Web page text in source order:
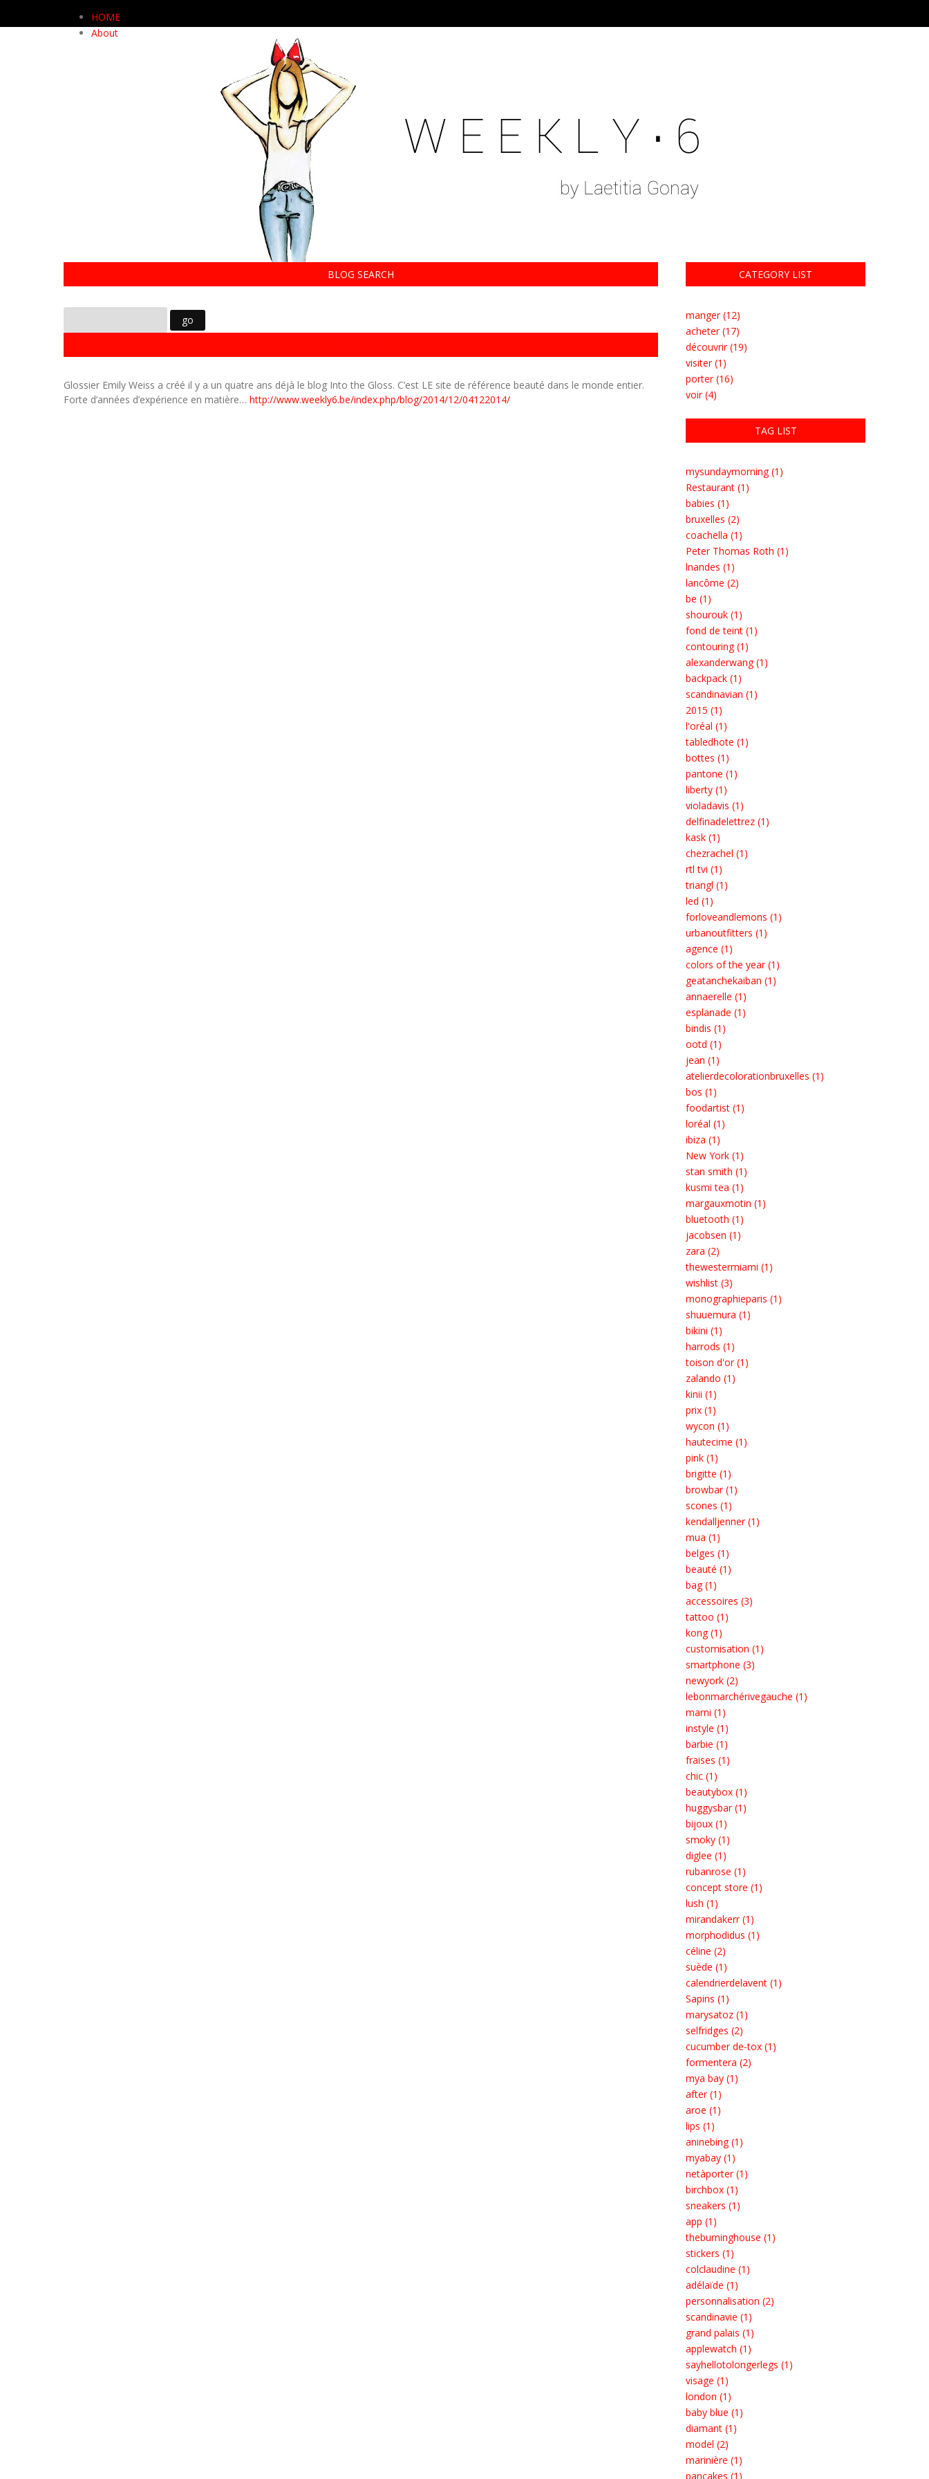
HOME
About
BLOG SEARCH
Glossier Emily Weiss a créé il y a un quatre ans déjà le blog Into the Gloss. C’est LE site de référence beauté dans le monde entier.
Forte d’années d’expérience en matière… http://www.weekly6.be/index.php/blog/2014/12/04122014/
CATEGORY LIST
manger (12)
acheter (17)
découvrir (19)
visiter (1)
porter (16)
voir (4)
TAG LIST
mysundaymorning (1)
Restaurant (1)
babies (1)
bruxelles (2)
coachella (1)
Peter Thomas Roth (1)
lnandes (1)
lancôme (2)
be (1)
shourouk (1)
fond de teint (1)
contouring (1)
alexanderwang (1)
backpack (1)
scandinavian (1)
2015 (1)
l'oréal (1)
tabledhote (1)
bottes (1)
pantone (1)
liberty (1)
violadavis (1)
delfinadelettrez (1)
kask (1)
chezrachel (1)
rtl tvi (1)
triangl (1)
led (1)
forloveandlemons (1)
urbanoutfitters (1)
agence (1)
colors of the year (1)
geatanchekaiban (1)
annaerelle (1)
esplanade (1)
bindis (1)
ootd (1)
jean (1)
atelierdecolorationbruxelles (1)
bos (1)
foodartist (1)
loréal (1)
ibiza (1)
New York (1)
stan smith (1)
kusmi tea (1)
margauxmotin (1)
bluetooth (1)
jacobsen (1)
zara (2)
thewestermiami (1)
wishlist (3)
monographieparis (1)
shuuemura (1)
bikini (1)
harrods (1)
toison d'or (1)
zalando (1)
kinii (1)
prix (1)
wycon (1)
hautecime (1)
pink (1)
brigitte (1)
browbar (1)
scones (1)
kendalljenner (1)
mua (1)
belges (1)
beauté (1)
bag (1)
accessoires (3)
tattoo (1)
kong (1)
customisation (1)
smartphone (3)
newyork (2)
lebonmarchérivegauche (1)
marni (1)
instyle (1)
barbie (1)
fraises (1)
chic (1)
beautybox (1)
huggysbar (1)
bijoux (1)
smoky (1)
diglee (1)
rubanrose (1)
concept store (1)
lush (1)
mirandakerr (1)
morphodidus (1)
céline (2)
suède (1)
calendrierdelavent (1)
Sapins (1)
marysatoz (1)
selfridges (2)
cucumber de-tox (1)
formentera (2)
mya bay (1)
after (1)
aroe (1)
lips (1)
aninebing (1)
myabay (1)
netàporter (1)
birchbox (1)
sneakers (1)
app (1)
theburninghouse (1)
stickers (1)
colclaudine (1)
adélaïde (1)
personnalisation (2)
scandinavie (1)
grand palais (1)
applewatch (1)
sayhellotolongerlegs (1)
visage (1)
london (1)
baby blue (1)
diamant (1)
model (2)
marinière (1)
pancakes (1)